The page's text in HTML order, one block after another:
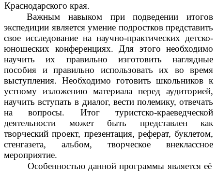
Краснодарского края.
Важным навыком при подведении итогов
экспедиции является умение подростков представить
свое исследование на научно-практических детско-
юношеских конференциях. Для этого необходимо
научить их правильно изготовить наглядные
пособия и правильно использовать их во время
выступления. Необходимо готовить школьников к
устному изложению материала перед аудиторией,
научить вступать в диалог, вести полемику, отвечать
на вопросы. Итог туристско-краеведческой
деятельности может быть представлен как
творческий проект, презентация, реферат, буклетом,
стенгазета, альбом, творческое внеклассное
мероприятие.
Особенностью данной программы является её